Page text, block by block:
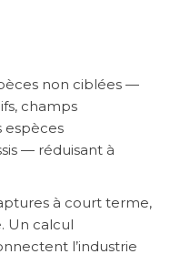
non ciblées —
champs
espèces
— réduisant à
à court terme,
Un calcul
l’industrie